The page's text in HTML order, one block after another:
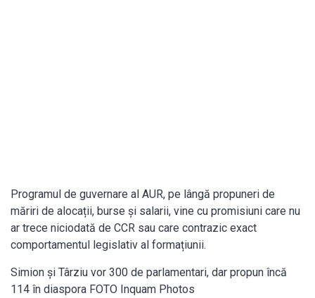
Programul de guvernare al AUR, pe lângă propuneri de
măriri de alocații, burse și salarii, vine cu promisiuni care nu
ar trece niciodată de CCR sau care contrazic exact
comportamentul legislativ al formațiunii.
Simion și Târziu vor 300 de parlamentari, dar propun încă
114 în diaspora FOTO Inquam Photos